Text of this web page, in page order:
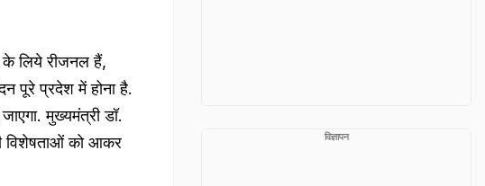
के लिये रीजनल हैं,
पूरे प्रदेश में होना है.
मुख्यमंत्री डॉ.
विशेषताओं को आकर
विज्ञापन